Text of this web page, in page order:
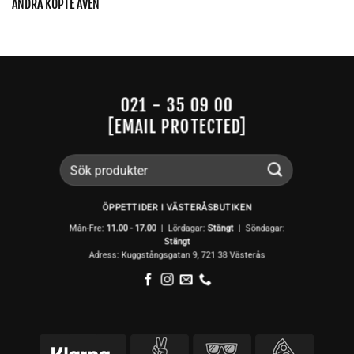
ANDRA KÖPTE ÄVEN
021 - 35 09 00
[EMAIL PROTECTED]
Sök
efter:
ÖPPETTIDER I VÄSTERÅSBUTIKEN
Mån-Fre: 11.00 - 17.00| Lördagar:Stängt | Söndagar:
Stängt
Adress: Kuggstångsgatan 9, 721 38 Västerås